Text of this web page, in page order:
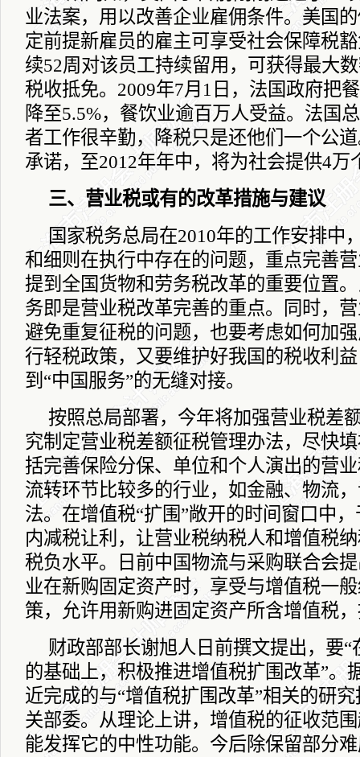
业法案，用以改善企业雇佣条件。美国
定前提新雇员的雇主可享受社会保障税
续52周对该员工持续留用，可获得最大
税收抵免。 2009年7月 1 日 ，法国政府把
降至5.5%，餐饮业逾百万人受益。法国
者工作很辛勤，降税只是还他们一个公
承诺，至2012年年中，将为社会提供4万
三、营业税或有的改革措施与建议
国家税务总局在2010年的工作安排中
和细则在执行中存在的问题，重点完善
提到全国货物和劳务税改革的重要位置
务即是营业税改革完善的重点。同时，
避免重复征税的问题，也要考虑如何加
行轻税政策，又要维护好我国的税收利
到“中国服务”的无缝对接。
按照总局部署，今年将加强营业税差
究制定营业税差额征税管理办法，尽快
括完善保险分保、单位和个人演出的营
流转环节比较多的行业，如金融、物流
法。在增值税“扩围”敞开的时间窗口中
内减税让利，让营业税纳税人和增值税
税负水平。日前中国物流与采购联合会
业在新购固定资产时，享受与增值税一
策，允许用新购进固定资产所含增值税
财政部部长谢旭人日前撰文提出，要
的基础上，积极推进增值税扩围改革”。
近完成的与“增值税扩围改革”相关的研
关部委。从理论上讲，增值税的征收范
能发挥它的中性功能。今后除保留部分